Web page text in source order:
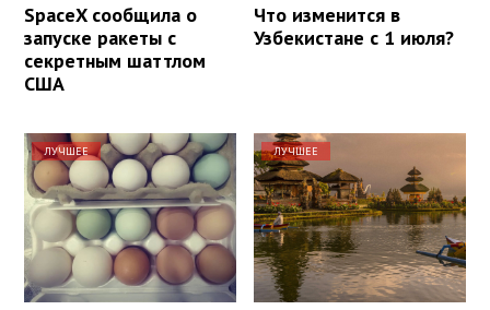
SpaceX сообщила о
запуске ракеты с
секретным шаттлом
США
Что изменится в
Узбекистане с 1 июля?
ЛУЧШЕЕ ЛУЧШЕЕ